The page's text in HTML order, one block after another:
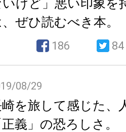
いけど」悪い印象を
ぜひ読むべき本。
186 84
08/29
を旅して感じた、
正義」の恐ろしさ。